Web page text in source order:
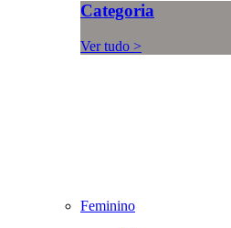
Categoria
Ver tudo >
Feminino